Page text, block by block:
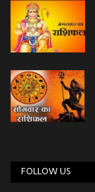
FOLLOW US